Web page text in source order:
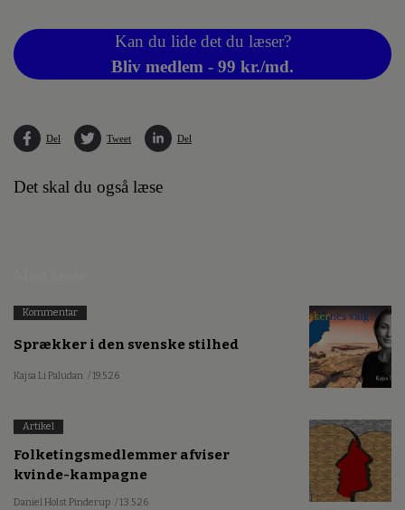
Kan du lide det du læser?
Bliv medlem - 99 kr./md.
Del Tweet Del
Det skal du også læse
Kommentar
Sprækker i den svenske stilhed
Kajsa Li Paludan / 19.5.26
Artikel
Folketingsmedlemmer afviser
kvinde-kampagne
Daniel Holst Pinderup / 13.5.26